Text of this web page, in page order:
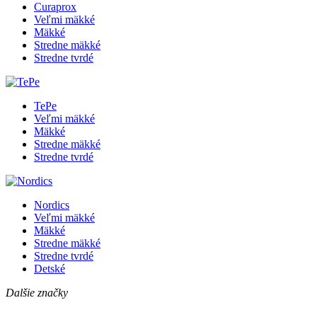
Curaprox
Veľmi mäkké
Mäkké
Stredne mäkké
Stredne tvrdé
TePe
Veľmi mäkké
Mäkké
Stredne mäkké
Stredne tvrdé
Nordics
Veľmi mäkké
Mäkké
Stredne mäkké
Stredne tvrdé
Detské
Dalšie značky